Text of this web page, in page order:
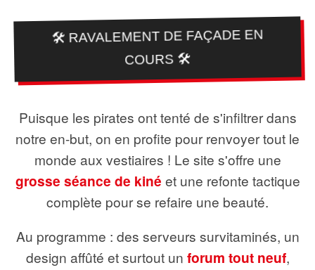
🛠️ RAVALEMENT DE FAÇADE EN
COURS 🛠️
Puisque les pirates ont tenté de s'infiltrer dans
notre en-but, on en profite pour renvoyer tout le
monde aux vestiaires ! Le site s'offre une
grosse séance de kiné et une refonte tactique
complète pour se refaire une beauté.
Au programme : des serveurs survitaminés, un
design affûté et surtout un forum tout neuf,